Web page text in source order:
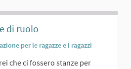
di ruolo
per le ragazze e i ragazzi
che ci fossero stanze per